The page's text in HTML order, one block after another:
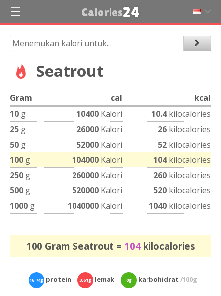
Calories24
Seatrout
Gram cal
kcal
10 g 10400 Kalori 10.4kilocalories
25 g 26000 Kalori 26 kilocalories
50 g 52000 Kalori 52 kilocalories
100 g 104000 Kalori 104kilocalories
250 g 260000 Kalori 260 kilocalories
500 g 520000 Kalori 520 kilocalories
1000 g 1040000 Kalori 1040 kilocalories
100 Gram Seatrout = 104kilocalories
16.74gprotein 3.61g lemak 0g karbohidrat/100g